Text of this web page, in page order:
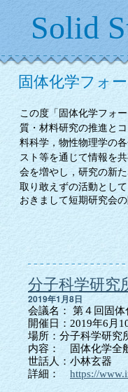
Solid
固体化学フォ
分子科学研究
2019年1月8日
会議名： 第４回固
開催日：2019年6月
場所：分子科学研究
内容： 固体化学全
世話人：小林玄器
詳細： https://
この度「固体化学フォ
質・材料研究の推進と
料科学，物性物理学の
スト等を通じて情報を
会を増やし，研究の新
取り敢えずの活動とし
おきまして短期研究会